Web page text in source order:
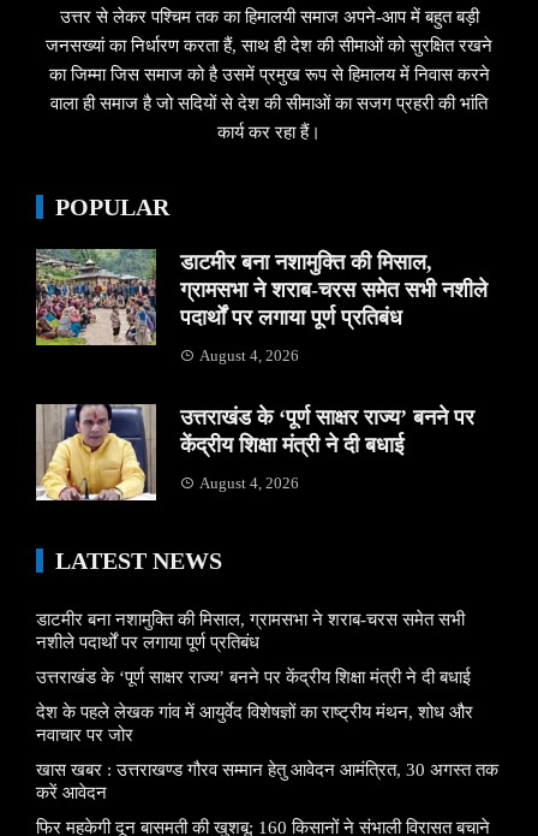
उत्तर से लेकर पश्चिम तक का हिमालयी समाज अपने-आप में बहुत बड़ी
जनसख्यां का निर्धारण करता हैं, साथ ही देश की सीमाओं को सुरक्षित रखने
का जिम्मा जिस समाज को है उसमें प्रमुख रूप से हिमालय में निवास करने
वाला ही समाज है जो सदियों से देश की सीमाओं का सजग प्रहरी की भांति
कार्य कर रहा हैं।
POPULAR
डाटमीर बना नशामुक्ति की मिसाल,
ग्रामसभा ने शराब-चरस समेत सभी नशीले
पदार्थों पर लगाया पूर्ण प्रतिबंध
August 4, 2026
उत्तराखंड के ‘पूर्ण साक्षर राज्य’ बनने पर
केंद्रीय शिक्षा मंत्री ने दी बधाई
August 4, 2026
LATEST NEWS
डाटमीर बना नशामुक्ति की मिसाल, ग्रामसभा ने शराब-चरस समेत सभी
नशीले पदार्थों पर लगाया पूर्ण प्रतिबंध
उत्तराखंड के ‘पूर्ण साक्षर राज्य’ बनने पर केंद्रीय शिक्षा मंत्री ने दी बधाई
देश के पहले लेखक गांव में आयुर्वेद विशेषज्ञों का राष्ट्रीय मंथन, शोध और
नवाचार पर जोर
खास खबर : उत्तराखण्ड गौरव सम्मान हेतु आवेदन आमंत्रित, 30 अगस्त तक
करें आवेदन
फिर महकेगी दून बासमती की खुशबू: 160 किसानों ने संभाली विरासत बचाने